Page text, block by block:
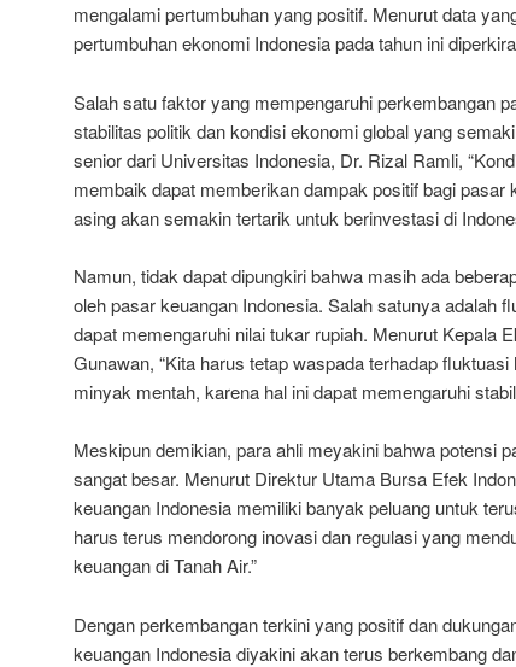
mengalami pertumbuhan yang positif. Menurut data
pertumbuhan ekonomi Indonesia pada tahun ini
Salah satu faktor yang mempengaruhi perkembangan
stabilitas politik dan kondisi ekonomi global yang
senior dari Universitas Indonesia, Dr. Rizal Ramli,
membaik dapat memberikan dampak positif bagi pasar
asing akan semakin tertarik untuk berinvestasi di
Namun, tidak dapat dipungkiri bahwa masih ada
oleh pasar keuangan Indonesia. Salah satunya adalah
dapat memengaruhi nilai tukar rupiah. Menurut Kepala
Gunawan, “Kita harus tetap waspada terhadap
minyak mentah, karena hal ini dapat memengaruhi
Meskipun demikian, para ahli meyakini bahwa potensi
sangat besar. Menurut Direktur Utama Bursa Efek
keuangan Indonesia memiliki banyak peluang untuk
harus terus mendorong inovasi dan regulasi yang
keuangan di Tanah Air.”
Dengan perkembangan terkini yang positif dan
keuangan Indonesia diyakini akan terus berkembang